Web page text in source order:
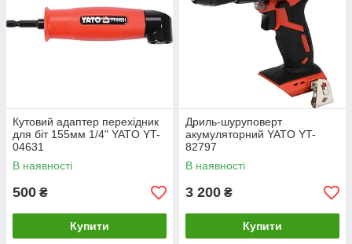
Кутовий адаптер перехідник
для біт 155мм 1/4" YATO YT-
04631
В наявності
500 ₴
Купити
Дриль-шуруповерт
акумуляторний YATO YT-
82797
В наявності
3 200 ₴
Купити